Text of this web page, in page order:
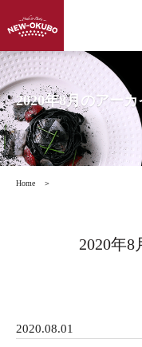
2020年8月のアー
Home ＞
2020年
2020.08.01